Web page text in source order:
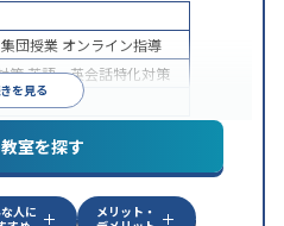
を見る
集団授業 オンライン指導
策英語・英会話特化対策
室を探す
人に
メリット・